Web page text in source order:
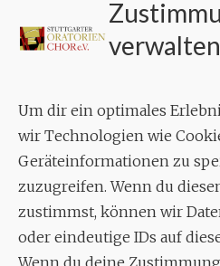
verwalten
Um dir ein optimales
wir Technologien wie
Geräteinformationen zu
zuzugreifen. Wenn du
zustimmst, können wir
oder eindeutige IDs auf
Wenn du deine
Aixheimer
70619
Enrico